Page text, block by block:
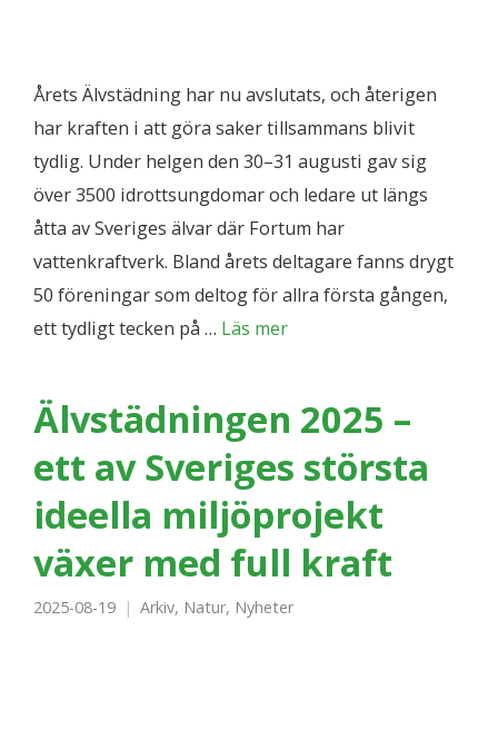
Årets Älvstädning har nu avslutats, och återigen
har kraften i att göra saker tillsammans blivit
tydlig. Under helgen den 30–31 augusti gav sig
över 3500 idrottsungdomar och ledare ut längs
åtta av Sveriges älvar där Fortum har
vattenkraftverk. Bland årets deltagare fanns drygt
50 föreningar som deltog för allra första gången,
ett tydligt tecken på … Läs mer
Älvstädningen 2025 –
ett av Sveriges största
ideella miljöprojekt
växer med full kraft
2025-08-19 Arkiv, Natur, Nyheter